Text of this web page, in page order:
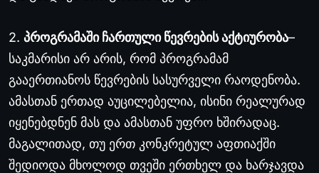
2. პროგრამაში ჩართული წევრების აქტიურობა–
საკმარისი არ არის, რომ პროგრამამ
გააერთიანოს წევრების სასურველი რაოდენობა.
ამასთან ერთად აუცილებელია, ისინი რეალურად
იყენებდნენ მას და ამასთან უფრო ხშირადაც.
მაგალითად, თუ ერთ კონკრეტულ აფთიაქში
შედიოდა მხოლოდ თვეში ერთხელ და ხარჯავდა